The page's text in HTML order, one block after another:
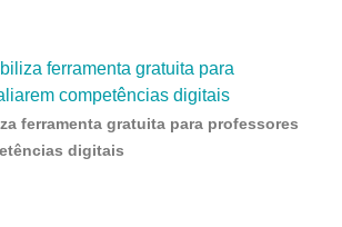
ferramenta gratuita para professores
digitais